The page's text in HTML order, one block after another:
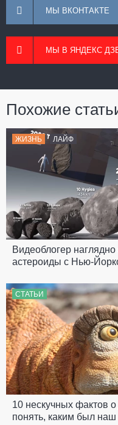
МЫ ВКОНТАКТЕ
МЫ В ЯНДЕКС
Похожие
ЖИЗНЬ ЛАЙФ
Видеоблогер
астероиды с Нью-
СТАТЬИ
10 нескучных фактов
понять, каким был